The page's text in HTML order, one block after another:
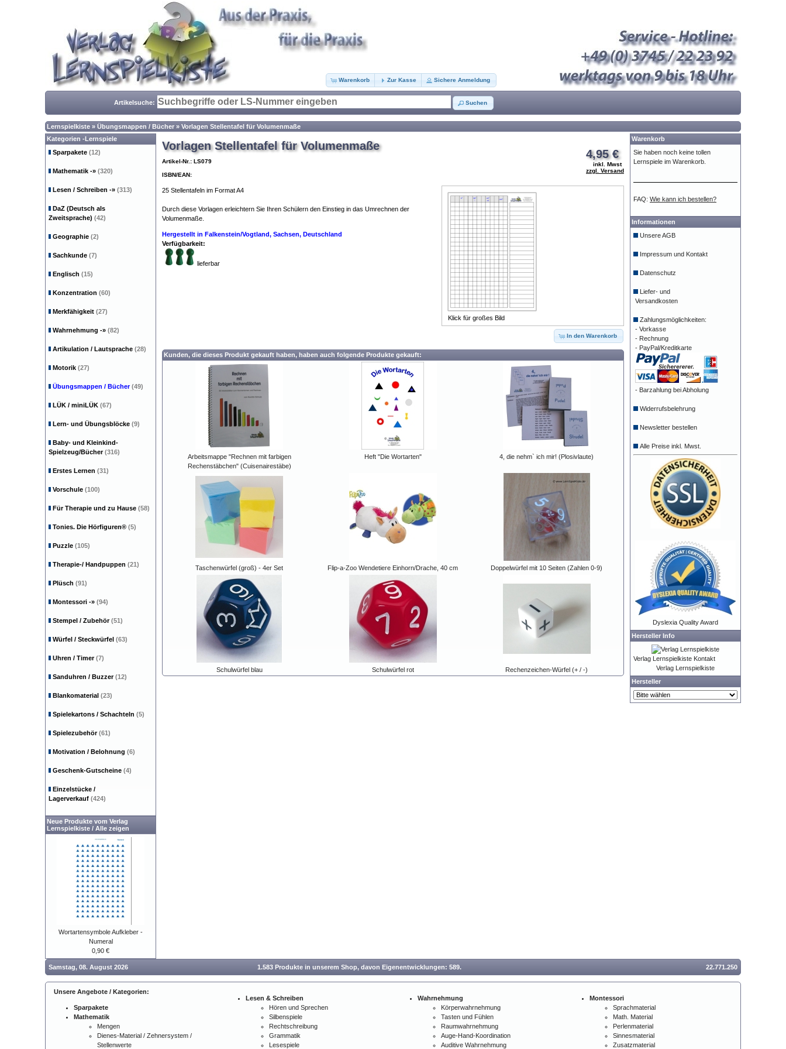
Warenkorb Zur Kasse Sichere Anmeldung
Artikelsuche: Suchen
Lernspielkiste » Übungsmappen / Bücher » Vorlagen Stellentafel für Volumenmaße
4,95 €
inkl. Mwst
zzgl. Versand
Vorlagen Stellentafel für Volumenmaße
Artikel-Nr.: LS079
ISBN/EAN:
Klick für großes Bild
25 Stellentafeln im Format A4
Durch diese Vorlagen erleichtern Sie Ihren Schülern den Einstieg in das Umrechnen der
Volumenmaße.
Hergestellt in Falkenstein/Vogtland, Sachsen, Deutschland
Verfügbarkeit:
lieferbar
In den Warenkorb
Kunden, die dieses Produkt gekauft haben, haben auch folgende Produkte gekauft:
Arbeitsmappe "Rechnen mit farbigen
Rechenstäbchen" (Cuisenairestäbe)
Heft "Die Wortarten" 4, die nehm` ich mir! (Plosivlaute)
Taschenwürfel (groß) - 4er Set Flip-a-Zoo Wendetiere Einhorn/Drache, 40 cm Doppelwürfel mit 10 Seiten (Zahlen 0-9)
Schulwürfel blau Schulwürfel rot Rechenzeichen-Würfel (+ / -)
Kategorien -Lernspiele
Sparpakete (12)
Mathematik -» (320)
Lesen / Schreiben -» (313)
DaZ (Deutsch als
Zweitsprache) (42)
Geographie (2)
Sachkunde (7)
Englisch (15)
Konzentration (60)
Merkfähigkeit (27)
Wahrnehmung -» (82)
Artikulation / Lautsprache (28)
Motorik (27)
Übungsmappen / Bücher (49)
LÜK / miniLÜK (67)
Lern- und Übungsblöcke (9)
Baby- und Kleinkind-
Spielzeug/Bücher(316)
Erstes Lernen (31)
Vorschule (100)
Für Therapie und zu Hause (58)
Tonies. Die Hörfiguren® (5)
Puzzle (105)
Therapie-/ Handpuppen (21)
Plüsch (91)
Montessori -» (94)
Stempel / Zubehör(51)
Würfel / Steckwürfel (63)
Uhren / Timer(7)
Sanduhren / Buzzer(12)
Blankomaterial (23)
Spielekartons / Schachteln (5)
Spielezubehör(61)
Motivation / Belohnung (6)
Geschenk-Gutscheine (4)
Einzelstücke /
Lagerverkauf (424)
Neue Produkte vom Verlag
Lernspielkiste / Alle zeigen
Wortartensymbole Aufkleber -
Numeral
0,90 €
Warenkorb
Sie haben noch keine tollen
Lernspiele im Warenkorb.
FAQ: Wie kann ich bestellen?
Informationen
Unsere AGB
Impressum und Kontakt
Datenschutz
Liefer- und
Versandkosten
Zahlungsmöglichkeiten:
- Vorkasse
- Rechnung
- PayPal/Kreditkarte
- Barzahlung bei Abholung
Widerrufsbelehrung
Newsletter bestellen
Alle Preise inkl. Mwst.
Dyslexia Quality Award
Hersteller Info
Verlag Lernspielkiste Kontakt
Verlag Lernspielkiste
Hersteller
Samstag, 08. August 2026 1.583 Produkte in unserem Shop, davon Eigenentwicklungen: 589. 22.771.250
Unsere Angebote / Kategorien:
Sparpakete
Mathematik
Mengen
Dienes-Material / Zehnersystem /
Stellenwerte
Lesen & Schreiben
Hören und Sprechen
Silbenspiele
Rechtschreibung
Grammatik
Lesespiele
Wahrnehmung
Körperwahrnehmung
Tasten und Fühlen
Raumwahrnehmung
Auge-Hand-Koordination
Auditive Wahrnehmung
Montessori
Sprachmaterial
Math. Material
Perlenmaterial
Sinnesmaterial
Zusatzmaterial